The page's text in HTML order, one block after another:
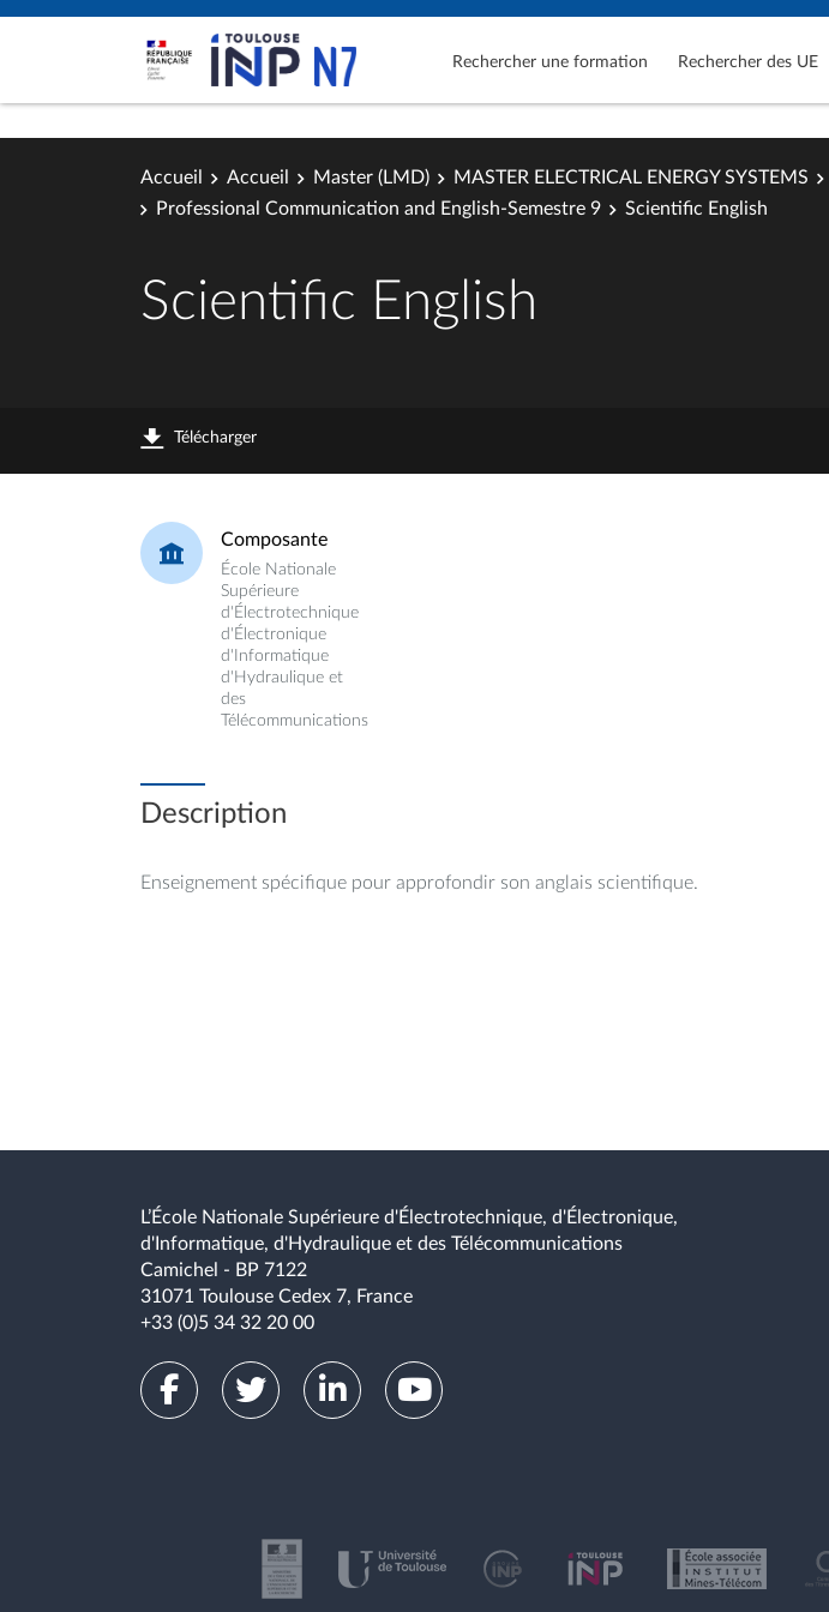
Rechercher une formation Rechercher des UE
Accueil Accueil Master (LMD) MASTER ELECTRICAL ENERGY SYSTEMS
Professional Communication and English-Semestre 9
Scientific English
Scientific English
Télécharger
Composante
École Nationale
Supérieure
d'Électrotechnique
d'Électronique
d'Informatique
d'Hydraulique et
des
Télécommunications
Description
Enseignement spécifique pour approfondir son anglais scientifique.
L’École Nationale Supérieure d'Électrotechnique, d'Électronique,
d'Informatique, d'Hydraulique et des Télécommunications
Camichel - BP 7122
31071 Toulouse Cedex 7, France
+33 (0)5 34 32 20 00